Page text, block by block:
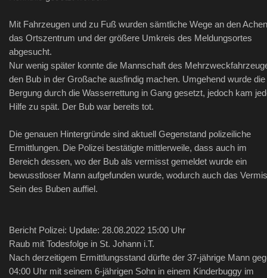
Mit Fahrzeugen und zu Fuß wurden sämtliche Wege an den
das Ortszentrum und der größere Umkreis des Meldungsortes
abgesucht.
Nur wenig später konnte die Mannschaft des
den Bub in der Großache ausfindig machen. Umgehend wurde die
Bergung durch die Wasserrettung in Gang gesetzt, jedoch kam
Hilfe zu spät. Der Bub war bereits tot.
Die genauen Hintergründe sind aktuell Gegenstand polizeiliche
Ermittlungen. Die Polizei bestätigte mittlerweile, dass auch im
Bereich dessen, wo der Bub als vermisst gemeldet wurde ein
bewusstloser Mann aufgefunden wurde, wodurch auch das
Sein des Buben auffiel.
Bericht Polizei: Update: 28.08.2022 15:00 Uhr
Raub mit Todesfolge in St. Johann i.T.
Nach derzeitigem Ermittlungsstand dürfte der 37-jährige Mann
04:00 Uhr mit seinem 6-jährigen Sohn in einem Kinderbuggy im